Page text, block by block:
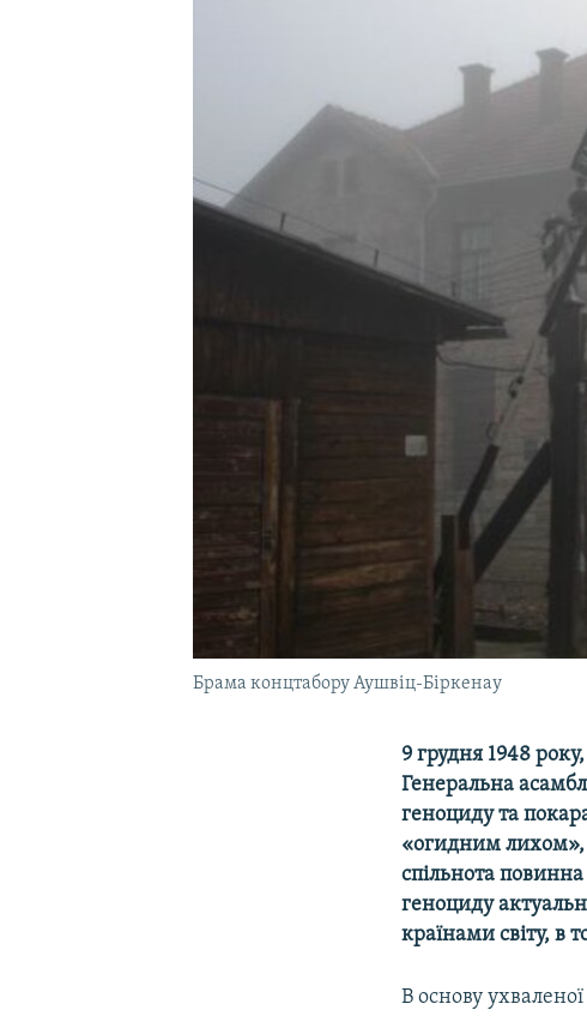
Брама концтабору Аушвіц-Біркенау
9 грудня 1948
Генеральна
геноциду та
«огидним лихом»,
спільнота
геноциду
країнами світу, в
В основу